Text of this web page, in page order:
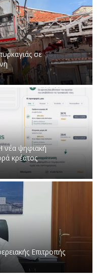
σε
νέα ψηφιακή
κρέατος
Επιτροπής